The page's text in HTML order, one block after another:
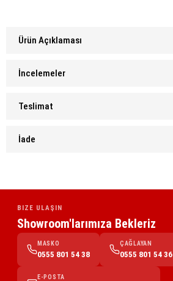
Ürün Açıklaması
İncelemeler
Teslimat
İade
BIZE ULAŞIN
Showroom'larımıza Bekleriz
MASKO
0555 801 54 38
ÇAĞLAYAN
0555 801 54 36
E-POSTA